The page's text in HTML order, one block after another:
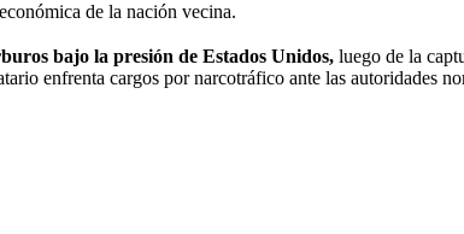
de la nación vecina.
bajo la presión de Estados Unidos, luego de la
enfrenta cargos por narcotráfico ante las autoridades